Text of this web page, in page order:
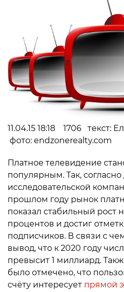
11.04.15 18:18 1706 текст:
фото: endzonerealty.com
Платное телевидение
популярным. Так,
исследовательской
прошлом году рынок
показал стабильный рост
процентов и достиг
подписчиков. В связи с
вывод, что к 2020 году
превысит 1 миллиард.
было отмечено, что
счёту интересует прямой